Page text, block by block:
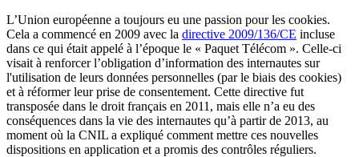
L’Union européenne a toujours eu une passion pour les cookies.
Cela a commencé en 2009 avec la directive 2009/136/CE incluse
dans ce qui était appelé à l’époque le « Paquet Télécom ». Celle-ci
visait à renforcer l’obligation d’information des internautes sur
l'utilisation de leurs données personnelles (par le biais des cookies)
et à réformer leur prise de consentement. Cette directive fut
transposée dans le droit français en 2011, mais elle n’a eu des
conséquences dans la vie des internautes qu’à partir de 2013, au
moment où la CNIL a expliqué comment mettre ces nouvelles
dispositions en application et a promis des contrôles réguliers.